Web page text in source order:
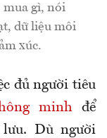
mua gì, nói
dữ liệu môi
xúc.
đủ người tiêu
minhđể
Dù người